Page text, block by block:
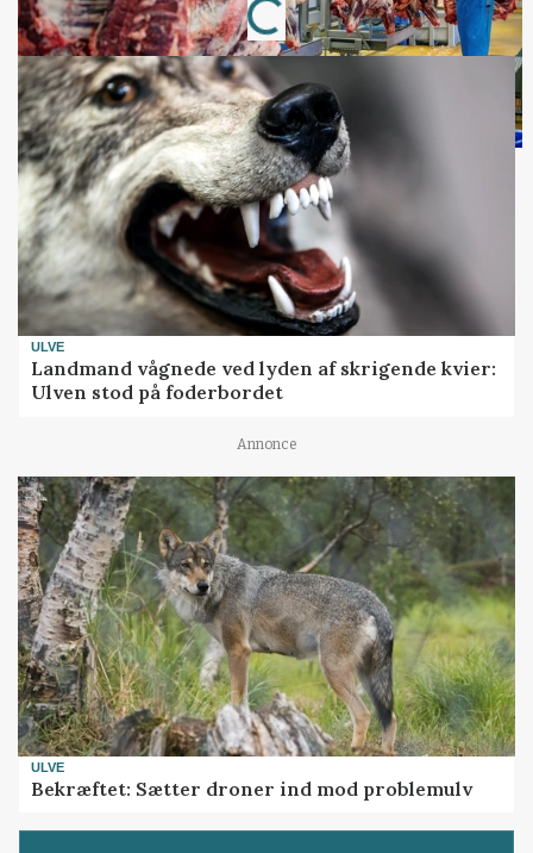
Loading...
ULVE
Landmand vågnede ved lyden af skrigende kvier:
Ulven stod på foderbordet
Annonce
ULVE
Bekræftet: Sætter droner ind mod problemulv